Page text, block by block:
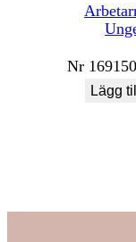
Nr 169
Lägg